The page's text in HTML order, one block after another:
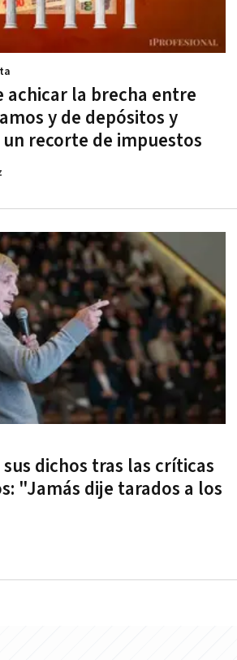
achicar la brecha entre
y de depósitos y
recorte de impuestos
dichos tras las críticas
"Jamás dije tarados a los